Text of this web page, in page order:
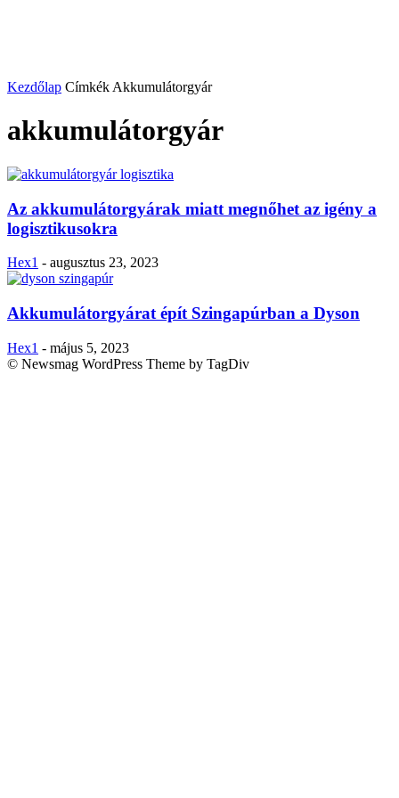
Kezdőlap Címkék Akkumulátorgyár
akkumulátorgyár
Az akkumulátorgyárak miatt megnőhet az igény a
logisztikusokra
Hex1 - augusztus 23, 2023
Akkumulátorgyárat épít Szingapúrban a Dyson
Hex1 - május 5, 2023
© Newsmag WordPress Theme by TagDiv